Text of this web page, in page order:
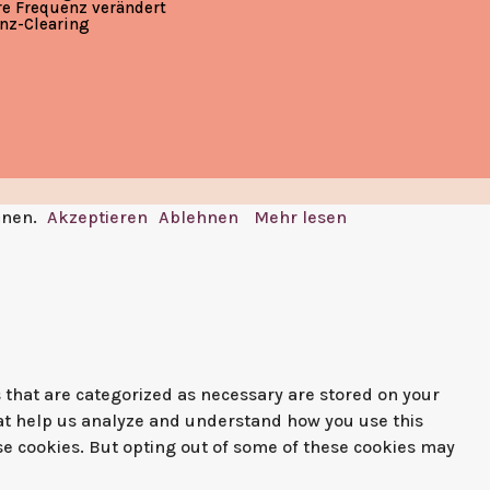
Frequenz verändert
Clearing
Akzeptieren Ablehnen
Mehr lesen
are categorized as necessary are stored on your
help us analyze and understand how you use this
cookies. But opting out of some of these cookies may